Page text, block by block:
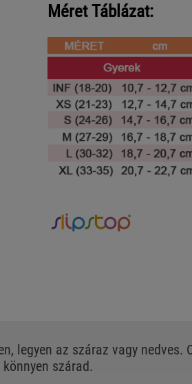
Méret Táblázat:
legyen az száraz vagy nedves.
szárad.